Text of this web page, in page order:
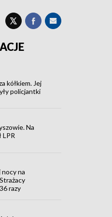
kółkiem. Jej
policjantki
Na
LPR
na
razy